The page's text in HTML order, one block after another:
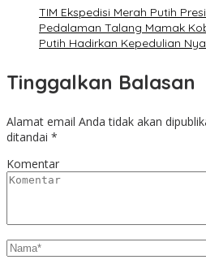
TIM Ekspedisi Merah Putih
Pedalaman Talang Mamak
Putih Hadirkan Kepedulian
Tinggalkan Balasan
Alamat email Anda tidak akan
ditandai *
Komentar